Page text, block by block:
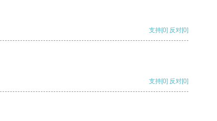
支持[0] 反对[0]
支持[0] 反对[0]